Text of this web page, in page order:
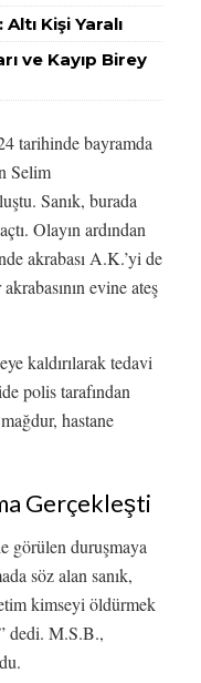
Kişi Yaralı
ve Kayıp Birey
tarihinde bayramda
Selim
Sanık, burada
Olayın ardından
akrabası A.K.’yi de
evine ateş
kaldırılarak tedavi
polis tarafından
hastane
Gerçekleşti
görülen duruşmaya
söz alan sanık,
kimseyi öldürmek
dedi. M.S.B.,